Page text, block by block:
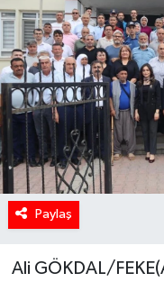
Paylaş
Ali GÖKDAL/